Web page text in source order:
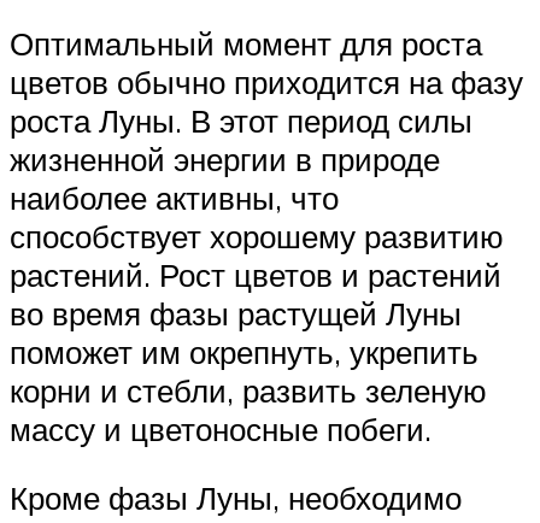
Оптимальный момент для роста
цветов обычно приходится на фазу
роста Луны. В этот период силы
жизненной энергии в природе
наиболее активны, что
способствует хорошему развитию
растений. Рост цветов и растений
во время фазы растущей Луны
поможет им окрепнуть, укрепить
корни и стебли, развить зеленую
массу и цветоносные побеги.
Кроме фазы Луны, необходимо